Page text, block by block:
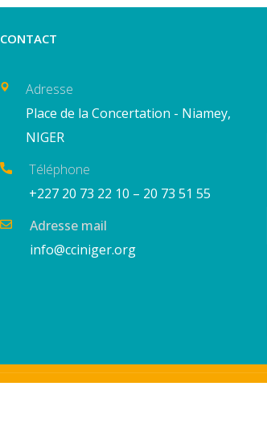
CONTACT
Adresse
Place de la Concertation - Niamey,
NIGER
Téléphone
+227 20 73 22 10 – 20 73 51 55
Adresse mail
info@cciniger.org